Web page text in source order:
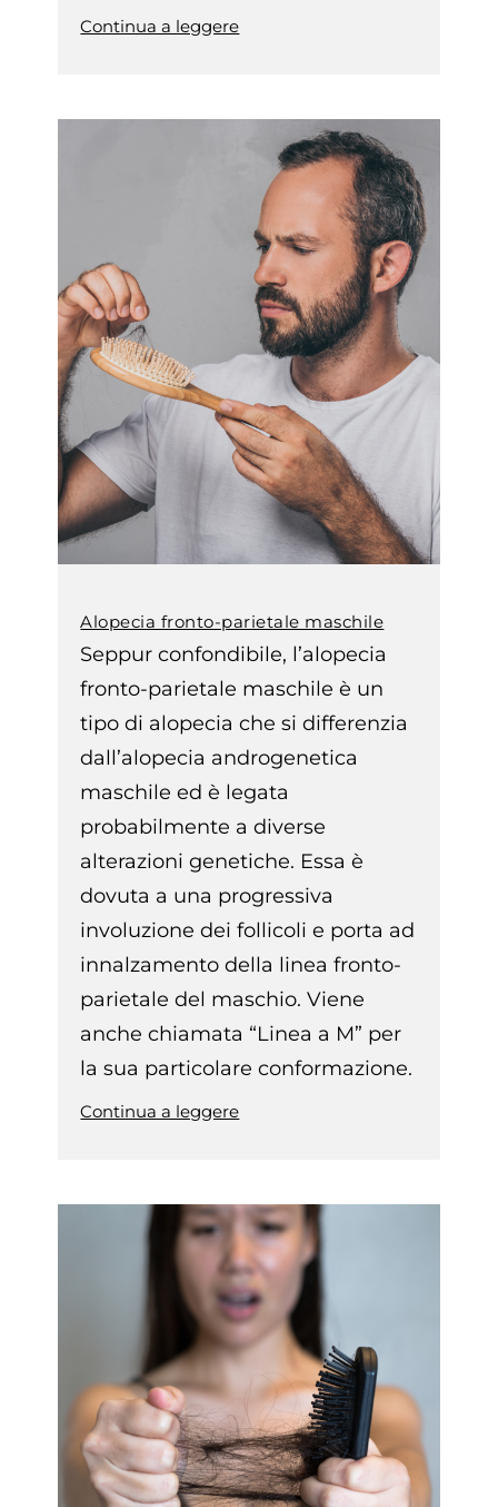
Continua a leggere
Alopecia fronto-parietale maschile
Seppur confondibile, l’alopecia
fronto-parietale maschile è un
tipo di alopecia che si differenzia
dall’alopecia androgenetica
maschile ed è legata
probabilmente a diverse
alterazioni genetiche. Essa è
dovuta a una progressiva
involuzione dei follicoli e porta ad
innalzamento della linea fronto-
parietale del maschio. Viene
anche chiamata “Linea a M” per
la sua particolare conformazione.
Continua a leggere